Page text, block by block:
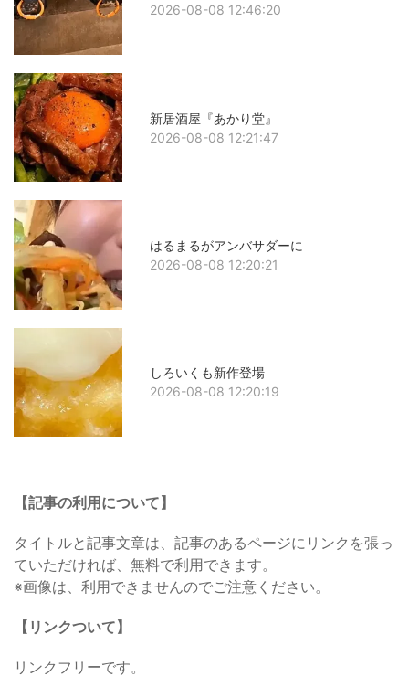
2026-08-08 12:46:20
新居酒屋『あかり堂』
2026-08-08 12:21:47
はるまるがアンバサダーに
2026-08-08 12:20:21
しろいくも新作登場
2026-08-08 12:20:19
【記事の利用について】
タイトルと記事文章は、記事のあるページにリンクを張っ
ていただければ、無料で利用できます。
※画像は、利用できませんのでご注意ください。
【リンクついて】
リンクフリーです。